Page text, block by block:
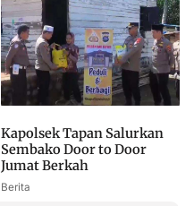
Kapolsek Tapan Salurkan
Sembako Door to Door
Jumat Berkah
Berita